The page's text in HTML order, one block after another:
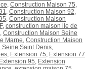
, Construction Maison 75,
, Construction Maison 92,
, Construction Maison
, construction maison ile de
, Construction Maison Seine
Marne, Construction Maison
Seine Saint Denis,
, Extension 75, Extension 77
Extension 95, Extension